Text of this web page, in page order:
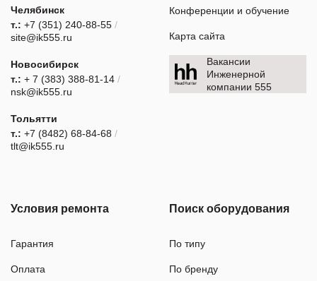
Челябинск
т.: +7 (351) 240-88-55 /
site@ik555.ru
Новосибирск
т.: + 7 (383) 388-81-14 /
nsk@ik555.ru
Тольятти
т.: +7 (8482) 68-84-68 /
tlt@ik555.ru
Конференции и обучение
Карта сайта
Вакансии
Инженерной
компании 555
Условия ремонта
Гарантия
Оплата
Поиск оборудования
По типу
По бренду